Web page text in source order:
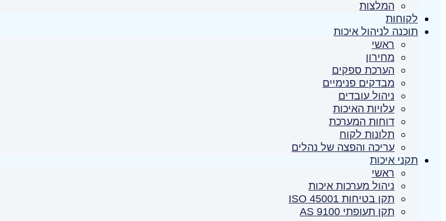
המלצות
לקוחות
תוכנה לניהול איכות
ראשי
מחירון
הערכת ספקים
מבדקים פנימיים
ניהול עובדים
עלויות האיכות
דוחות המערכת
תלונות לקוח
עריכה והפצה של נהלים
תקני איכות
ראשי
ניהול מערכות איכות
תקן בטיחות ISO 45001
תקן תעופתי AS 9100